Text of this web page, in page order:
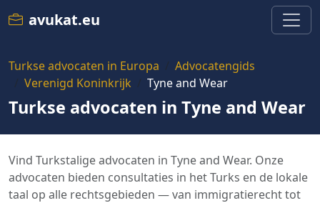
avukat.eu
Turkse advocaten in Europa
Advocatengids
Verenigd Koninkrijk
Tyne and Wear
Turkse advocaten in Tyne and Wear
Vind Turkstalige advocaten in Tyne and Wear. Onze
advocaten bieden consultaties in het Turks en de lokale
taal op alle rechtsgebieden — van immigratierecht tot